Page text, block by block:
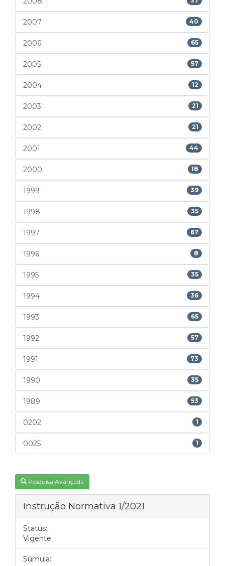
2007 40
2006 65
2005 57
2004 12
2003 21
2002 21
2001 44
2000 18
1999 39
1998 35
1997 67
1996 8
1995 35
1994 36
1993 65
1992 57
1991 73
1990 35
1989 53
0202 1
0025 1
Pesquisa Avançada
Instrução Normativa 1/2021
Status:
Vigente
Súmula: